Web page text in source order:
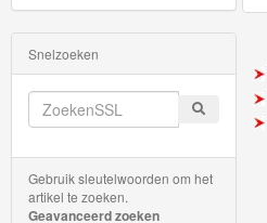
Construction
collectie
Heritage
collectie
Road
Snelzoeken
Gebruik sleutelwoorden om het
artikel te zoeken.
Geavanceerd zoeken